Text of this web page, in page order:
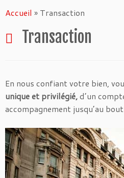
auAccueil » Transaction
Transaction
En nous confiant votre bien,
unique et privilégié,d’un
accompagnement jusqu’au